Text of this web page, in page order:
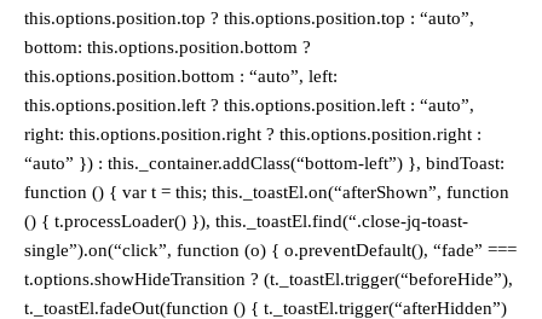
this.options.position.top ? this.options.position.top : “auto”,
bottom: this.options.position.bottom ?
this.options.position.bottom : “auto”, left:
this.options.position.left ? this.options.position.left : “auto”,
right: this.options.position.right ? this.options.position.right :
“auto” }) : this._container.addClass(“bottom-left”) }, bindToast:
function () { var t = this; this._toastEl.on(“afterShown”, function
() { t.processLoader() }), this._toastEl.find(“.close-jq-toast-
single”).on(“click”, function (o) { o.preventDefault(), “fade” ===
t.options.showHideTransition ? (t._toastEl.trigger(“beforeHide”),
t._toastEl.fadeOut(function () { t._toastEl.trigger(“afterHidden”)